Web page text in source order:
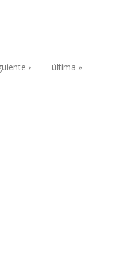
› última »